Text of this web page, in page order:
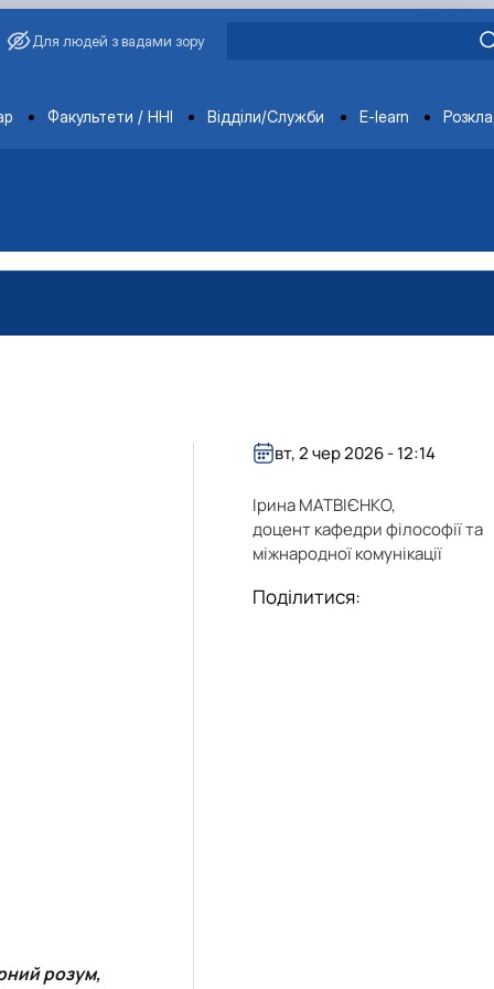
Для людей з вадами зору
Факультети / ННІ Відділи/Служби E-learn
розум,
вт, 2 чер 2026 - 12:14
Ірина МАТВІЄНКО,
доцент кафедри філософії та
міжнародної комунікації
Поділитися: